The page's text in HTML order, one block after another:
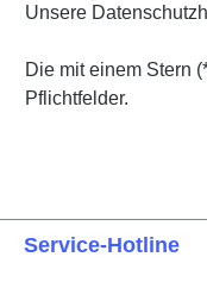
Unsere
Die mit einem Stern
Pflichtfelder.
Service-Hotline